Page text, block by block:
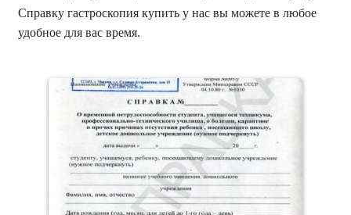
Справку гастроскопия купить у нас вы можете в любое
удобное для вас время.